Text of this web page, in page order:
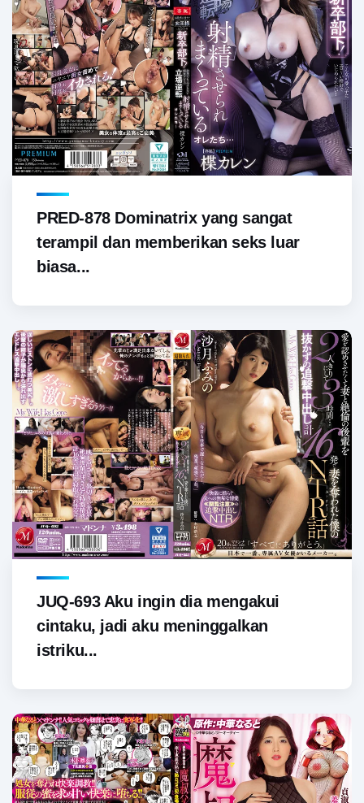
PRED-878 Dominatrix yang sangat
terampil dan memberikan seks luar
biasa...
JUQ-693 Aku ingin dia mengakui
cintaku, jadi aku meninggalkan
istriku...